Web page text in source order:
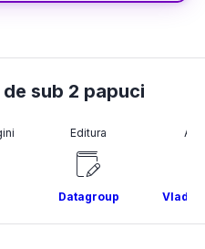
sub 2 papuci
Editura
Datagroup Vlad B.